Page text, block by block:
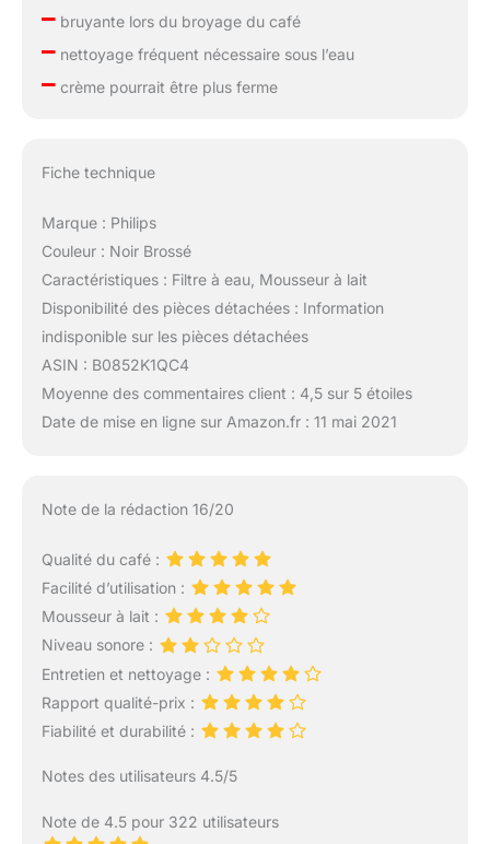
–bruyante lors du broyage du café
–nettoyage fréquent nécessaire sous l’eau
–crème pourrait être plus ferme
Fiche technique
Marque : Philips
Couleur : Noir Brossé
Caractéristiques : Filtre à eau, Mousseur à lait
Disponibilité des pièces détachées : Information
indisponible sur les pièces détachées
ASIN : B0852K1QC4
Moyenne des commentaires client : 4,5 sur 5 étoiles
Date de mise en ligne sur Amazon.fr : 11 mai 2021
Note de la rédaction 16/20
Qualité du café :
Facilité d’utilisation :
Mousseur à lait :
Niveau sonore :
Entretien et nettoyage :
Rapport qualité-prix :
Fiabilité et durabilité :
Notes des utilisateurs 4.5/5
Note de 4.5 pour 322 utilisateurs